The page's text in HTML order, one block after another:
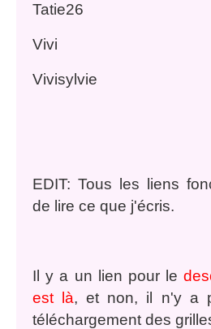
Tatie26
Vivi
Vivisylvie
EDIT: Tous les liens
de lire ce que j'écris.
Il y a un lien pour le
est là, et non, il n'y a
téléchargement des